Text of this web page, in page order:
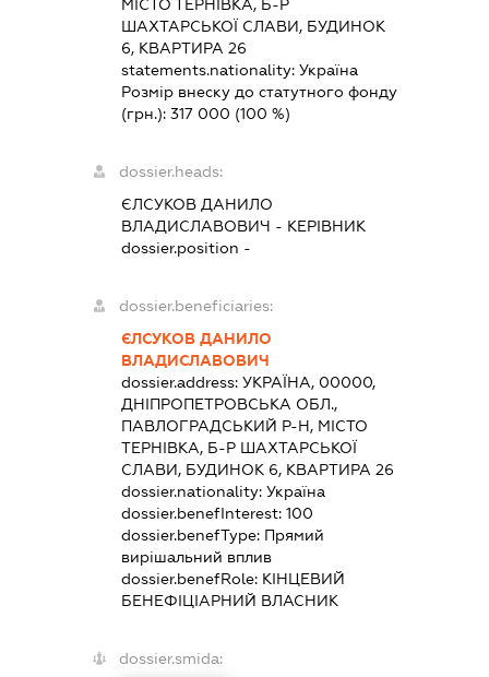
МІСТО ТЕРНІВКА, Б-Р
ШАХТАРСЬКОЇ СЛАВИ, БУДИНОК
6, КВАРТИРА 26
statements.nationality:Україна
Розмір внеску до статутного фонду
(грн.):317 000 (100 %)
dossier.heads:
ЄЛСУКОВ ДАНИЛО
ВЛАДИСЛАВОВИЧ - КЕРІВНИК
dossier.position -
dossier.beneficiaries:
ЄЛСУКОВ ДАНИЛО
ВЛАДИСЛАВОВИЧ
dossier.address:УКРАЇНА, 00000,
ДНІПРОПЕТРОВСЬКА ОБЛ.,
ПАВЛОГРАДСЬКИЙ Р-Н, МІСТО
ТЕРНІВКА, Б-Р ШАХТАРСЬКОЇ
СЛАВИ, БУДИНОК 6, КВАРТИРА 26
dossier.nationality:Україна
dossier.benefInterest:100
dossier.benefType: Прямий
вирішальний вплив
dossier.benefRole: КІНЦЕВИЙ
БЕНЕФІЦІАРНИЙ ВЛАСНИК
dossier.smida: